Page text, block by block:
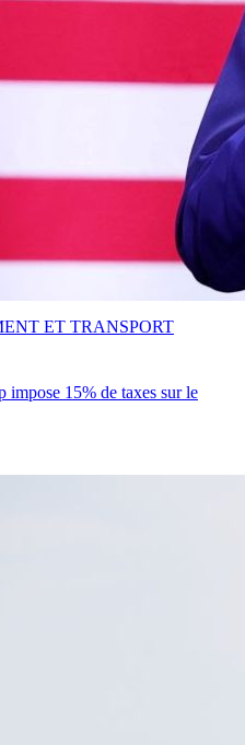
impose 15% de taxes sur le
ET TRANSPORT